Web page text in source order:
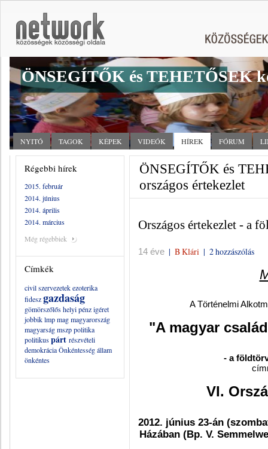
ÖNSEGÍTŐK és TEHETŐSEK
NYITÓ TAGOK KÉPEK VIDEÓK HÍREK FÓRUM
Régebbi hírek
2015. február
2014. június
2014. április
2014. március
Még régebbiek
Címkék
civil szervezetekezoterika
fideszgazdaság
gömörszőlőshelyi pénzigéret
jobbiklmpmagmagyarország
magyarságmszppolitika
politikuspárt részvételi
demokráciaÖnkéntességállam
önkéntes
ÖNSEGÍTŐK és
országos értekezlet
Országos értekezlet - a
14 éve | B Klári | 2 hozzászólás
A Történelmi
"A magyar
- a
VI.
2012. június 23-án
Házában (Bp. V.